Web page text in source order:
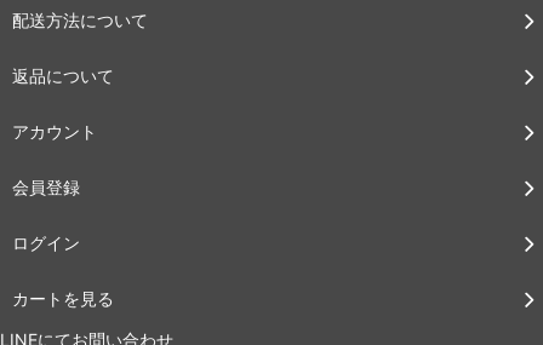
配送方法について
返品について
アカウント
会員登録
ログイン
カートを見る
LINEにてお問い合わせ